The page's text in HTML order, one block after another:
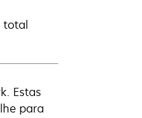
total
Estas
para